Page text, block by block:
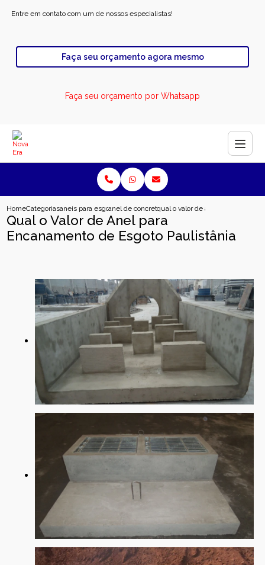
Entre em contato com um de nossos especialistas!
Faça seu orçamento agora mesmo
Faça seu orçamento por Whatsapp
HomeCategoriasaneis para esgotoanel de concreto pre moldado para esgoto
qual o valor de anel para
Qual o Valor de Anel para
Encanamento de Esgoto Paulistânia